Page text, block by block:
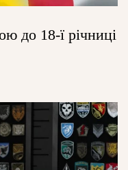
до 18-ї річниці